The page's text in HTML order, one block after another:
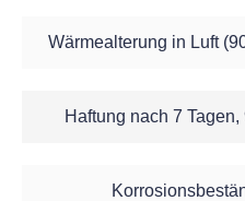
Wärmealterung in Luft
Haftung nach 7 Tagen,